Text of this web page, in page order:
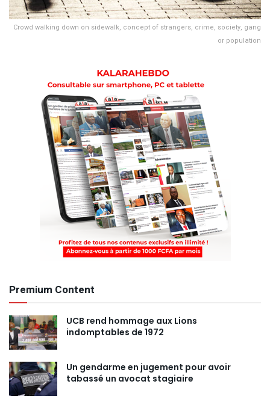
Crowd walking down on sidewalk, concept of strangers, crime, society, gang
or population
Premium Content
UCB rend hommage aux Lions
indomptables de 1972
Un gendarme en jugement pour avoir
tabassé un avocat stagiaire